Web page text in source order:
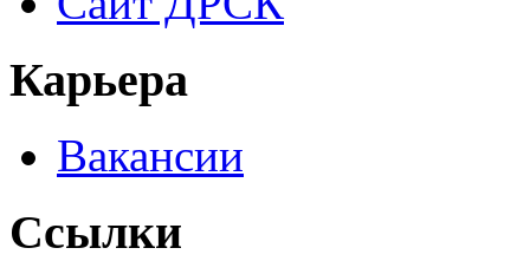
Карьера
Вакансии
Ссылки